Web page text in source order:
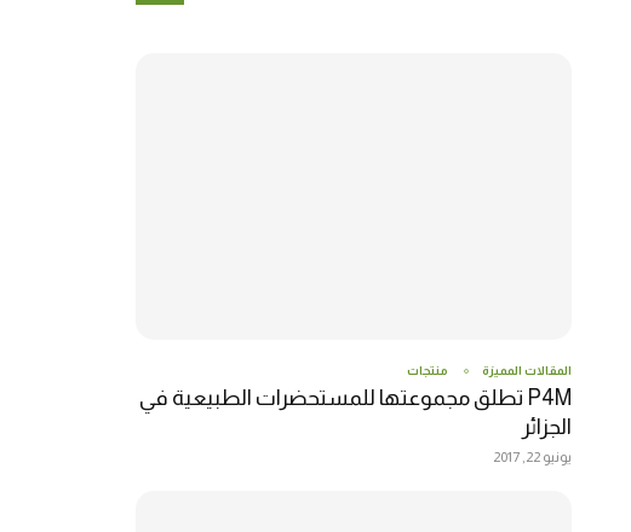
المقالات المميزة منتجات
P4M تطلق مجموعتها للمستحضرات الطبيعية في
الجزائر
يونيو 22, 2017